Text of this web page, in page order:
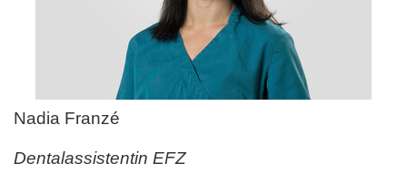
Nadia Franzé
Dentalassistentin EFZ